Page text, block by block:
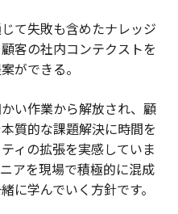
て失敗も含めたナレッジ
客の社内コンテクストを
ができる。
い作業から解放され、顧
質的な課題解決に時間を
ィの拡張を実感していま
アを現場で積極的に混成
に学んでいく方針です。